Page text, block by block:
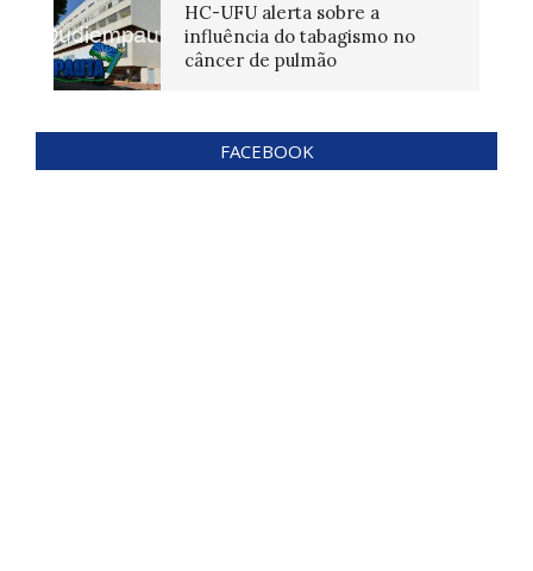
HC-UFU alerta sobre a
influência do tabagismo no
câncer de pulmão
FACEBOOK